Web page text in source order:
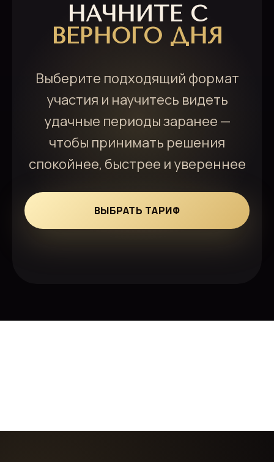
НАЧНИТЕ С
ВЕРНОГО ДНЯ
Выберите подходящий формат
участия и научитесь видеть
удачные периоды заранее —
чтобы принимать решения
спокойнее, быстрее и увереннее
ВЫБРАТЬ ТАРИФ